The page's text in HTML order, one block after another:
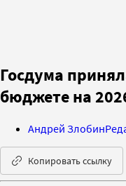
Госдума
бюджете на
Андрей Злобин
Копировать ссылку